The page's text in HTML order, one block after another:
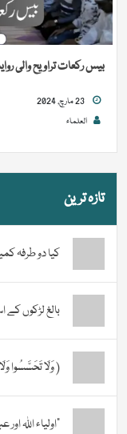
بیس رکعات تراویح والی
العلماء
تازہ ترین
کیا دو طرفہ
بالغ لڑکوں کے
( وَلَا تَحَسَّسُوا
“اولیاء اللہ